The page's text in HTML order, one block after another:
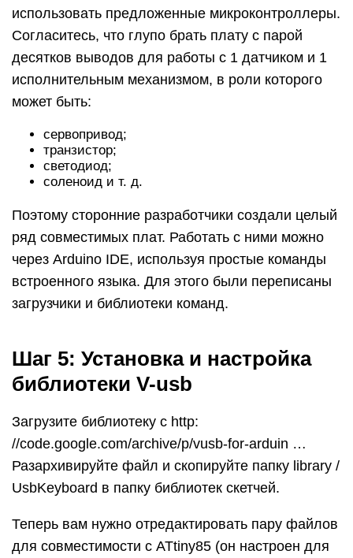
использовать предложенные микроконтроллеры.
Согласитесь, что глупо брать плату с парой
десятков выводов для работы с 1 датчиком и 1
исполнительным механизмом, в роли которого
может быть:
сервопривод;
транзистор;
светодиод;
соленоид и т. д.
Поэтому сторонние разработчики создали целый
ряд совместимых плат. Работать с ними можно
через Arduino IDE, используя простые команды
встроенного языка. Для этого были переписаны
загрузчики и библиотеки команд.
Шаг 5: Установка и настройка
библиотеки V-usb
Загрузите библиотеку с http:
//code.google.com/archive/p/vusb-for-arduin …
Разархивируйте файл и скопируйте папку library /
UsbKeyboard в папку библиотек скетчей.
Теперь вам нужно отредактировать пару файлов
для совместимости с ATtiny85 (он настроен для